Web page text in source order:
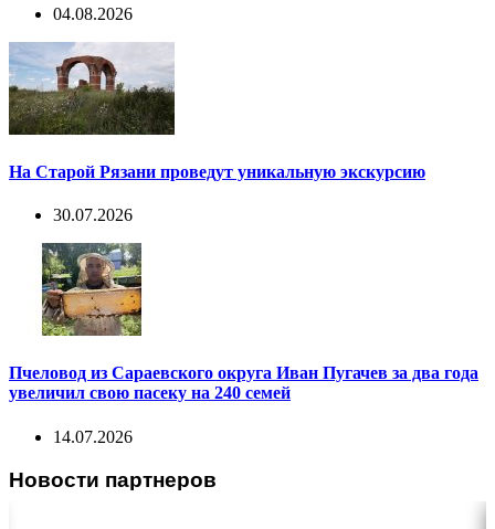
04.08.2026
На Старой Рязани проведут уникальную экскурсию
30.07.2026
Пчеловод из Сараевского округа Иван Пугачев за два года
увеличил свою пасеку на 240 семей
14.07.2026
Новости партнеров